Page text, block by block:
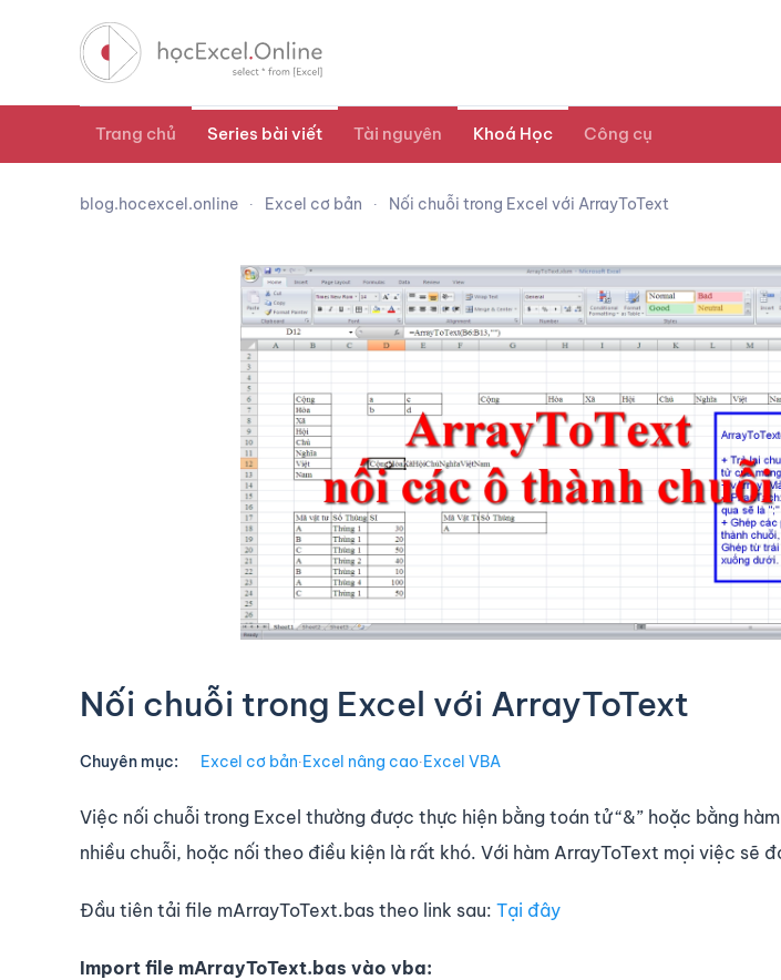
Trang chủ Series bài viết Tài nguyên Khoá Học Công cụ
blog.hocexcel.online Excel cơ bản Nối chuỗi trong Excel với ArrayToText
Nối chuỗi trong Excel với ArrayToText
Chuyên mục: Excel cơ bản∙Excel nâng cao∙Excel VBA
Việc nối chuỗi trong Excel thường được thực hiện bằng toán tử “&” hoặc bằng
nhiều chuỗi, hoặc nối theo điều kiện là rất khó. Với hàm ArrayToText mọi việc sẽ
Đầu tiên tải file mArrayToText.bas theo link sau: Tại đây
Import file mArrayToText.bas vào vba: